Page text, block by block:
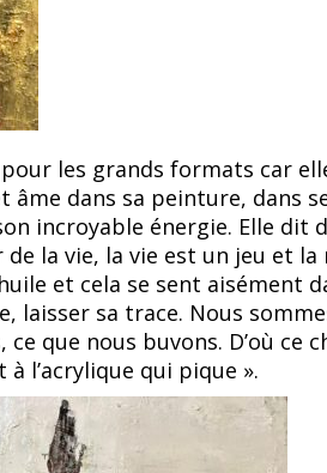
les grands formats car
âme dans sa peinture, dans
incroyable énergie. Elle dit
la vie, la vie est un jeu et
et cela se sent aisément
laisser sa trace. Nous
ce que nous buvons. D’où
l’acrylique qui pique ».